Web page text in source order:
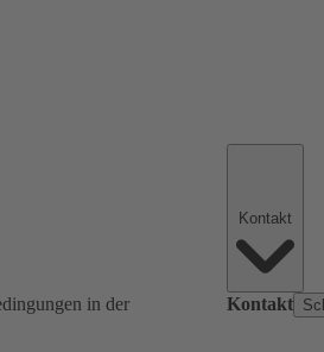
in der
Kontakt